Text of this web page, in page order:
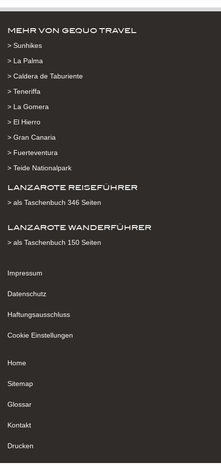
MEHR VON GEQUO TRAVEL
> Sunhikes
> La Palma
> Caldera de Taburiente
> Teneriffa
> La Gomera
> El Hierro
> Gran Canaria
> Fuerteventura
> Teide Nationalpark
LANZAROTE REISEFÜHRER
> als Taschenbuch 346 Seiten
LANZAROTE WANDERFÜHRER
> als Taschenbuch 150 Seiten
Impressum
Datenschutz
Haftungsausschluss
Cookie Einstellungen
Home
Sitemap
Glossar
Kontakt
Drucken